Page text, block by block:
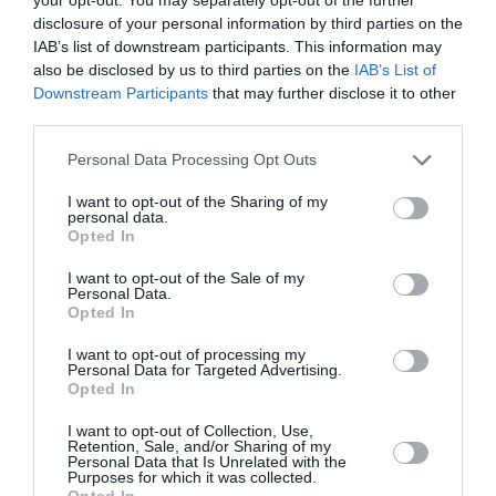
disclosure of your personal information by third parties on the
IAB’s list of downstream participants. This information may
also be disclosed by us to third parties on the IAB’s List of
Downstream Participants that may further disclose it to other
Personal Data Processing Opt Outs
I want to opt-out of the Sharing of my
personal data.
Opted In
I want to opt-out of the Sale of my
Personal Data.
Opted In
I want to opt-out of processing my
Personal Data for Targeted Advertising.
Opted In
I want to opt-out of Collection, Use,
Retention, Sale, and/or Sharing of my
Personal Data that Is Unrelated with the
Purposes for which it was collected.
crise de 5 mois s’en est suivie, au cours de laquelle au
moins 3 000 personnes ont été tuées et 150 femmes
violées, lors d’attaques souvent perpétrées selon des
critères politiques, ethniques et religieux.
Simone Gbagbo est assignée à résidence en Côte
d’Ivoire depuis avril 2011 et la CPI a émis un mandat
d’arrêt sous scellés contre elle en février 2012. En
demandaient aux autorités ivoiriennes de répondre à
contesté la recevabilité de l’affaire Simone Gbagbo
devant la CPI, au motif qu’elle était jugée en Côte
d’Ivoire essentiellement pour les mêmes crimes. En
août 2014, les juges de la CPI ont demandé un